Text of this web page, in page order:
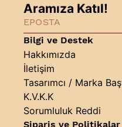
Bilgi ve Destek
Hakkımızda
İletişim
Tasarımcı / Marka
K.V.K.K
Sorumluluk Reddi
Sipariş ve Politikalar
Aramıza Katıl!